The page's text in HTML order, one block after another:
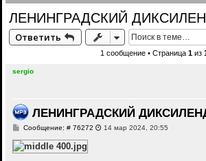
и
к
ЛЕНИНГРАДСКИЙ
Ответить
1 сообщение • Страница 1из
sergio
ЛЕНИНГРАДСКИЙ
Сообщение: # 76272С 14 мар 2024, 20:55